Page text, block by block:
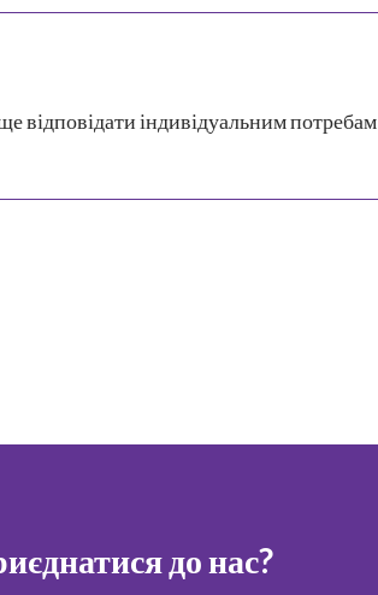
відповідати індивідуальним потребам
до нас?